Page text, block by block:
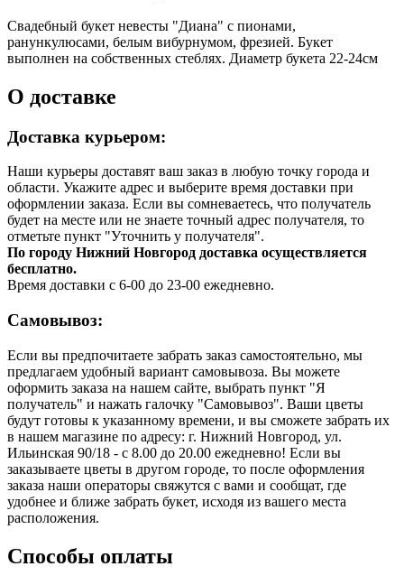
Свадебный букет невесты "Диана" с пионами,
ранункулюсами, белым вибурнумом, фрезией. Букет
выполнен на собственных стеблях. Диаметр букета 22-24см
О доставке
Доставка курьером:
Наши курьеры доставят ваш заказ в любую точку города и
области. Укажите адрес и выберите время доставки при
оформлении заказа. Если вы сомневаетесь, что получатель
будет на месте или не знаете точный адрес получателя, то
отметьте пункт "Уточнить у получателя".
По городу Нижний Новгород доставка осуществляется
бесплатно.
Время доставки с 6-00 до 23-00 ежедневно.
Самовывоз:
Если вы предпочитаете забрать заказ самостоятельно, мы
предлагаем удобный вариант самовывоза. Вы можете
оформить заказа на нашем сайте, выбрать пункт "Я
получатель" и нажать галочку "Самовывоз". Ваши цветы
будут готовы к указанному времени, и вы сможете забрать их
в нашем магазине по адресу: г. Нижний Новгород, ул.
Ильинская 90/18 - с 8.00 до 20.00 ежедневно! Если вы
заказываете цветы в другом городе, то после оформления
заказа наши операторы свяжутся с вами и сообщат, где
удобнее и ближе забрать букет, исходя из вашего места
расположения.
Способы оплаты